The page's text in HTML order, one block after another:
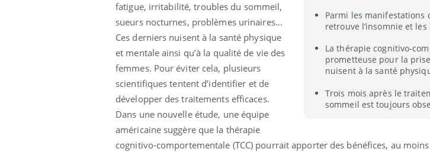
Parmi les manifestations
retrouve l’insomnie et
La thérapie cognitivo-
prometteuse pour la
nuisent à la santé
Trois mois après le
sommeil est toujours
fatigue, irritabilité, troubles du sommeil,
sueurs nocturnes, problèmes urinaires…
Ces derniers nuisent à la santé physique
et mentale ainsi qu’à la qualité de vie des
femmes. Pour éviter cela, plusieurs
scientifiques tentent d’identifier et de
développer des traitements efficaces.
Dans une nouvelle étude, une équipe
américaine suggère que la thérapie
cognitivo-comportementale (TCC) pourrait apporter des bénéfices, au
Cytomégalovirus : ce qui
change dans la prise en
charge des femmes
enceintes
La sieste empêche-t-elle
de dormir la nuit ?
Pourquoi votre ventre
gâche-t-il les premiers
noyade grimpe-t-il ?